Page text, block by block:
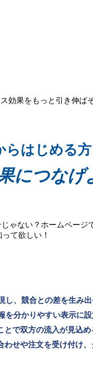
はじめる
につなげ
ゃない？ホームペー
て欲しい！
し、競合との差を生み
を分かりやすい表示に
とで双方の流入が見込め
わせや注文を受け付け